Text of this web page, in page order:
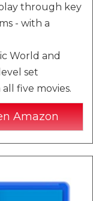
through key
- with a
World and
set
five movies.
Amazon